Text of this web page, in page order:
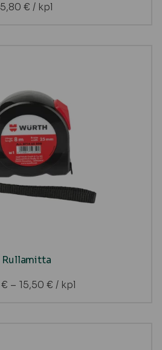
5,80 € / kpl
Rullamitta
€ – 15,50 € / kpl